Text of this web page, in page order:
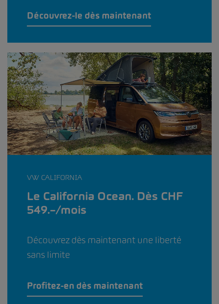
Découvrez-le dès maintenant
VW CALIFORNIA
Le California Ocean. Dès CHF
549.–/mois
Découvrez dès maintenant une liberté
sans limite
Profitez-en dès maintenant